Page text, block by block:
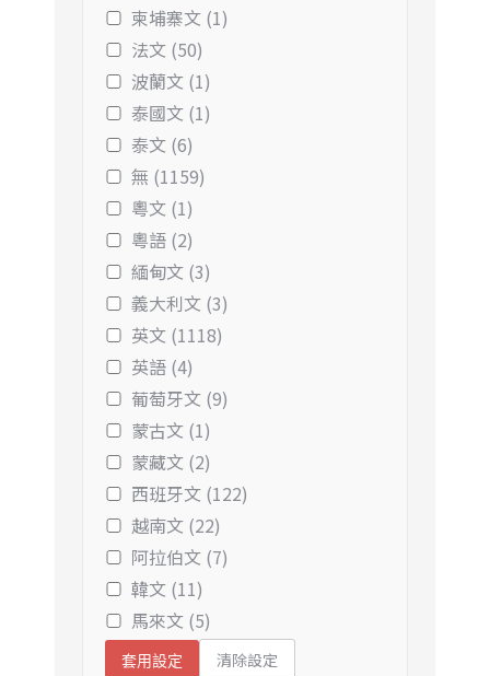
柬埔寨文 (1)
法文 (50)
波蘭文 (1)
泰國文 (1)
泰文 (6)
無 (1159)
粵文 (1)
粵語 (2)
緬甸文 (3)
義大利文 (3)
英文 (1118)
英語 (4)
葡萄牙文 (9)
蒙古文 (1)
蒙藏文 (2)
西班牙文 (122)
越南文 (22)
阿拉伯文 (7)
韓文 (11)
馬來文 (5)
套用設定 清除設定